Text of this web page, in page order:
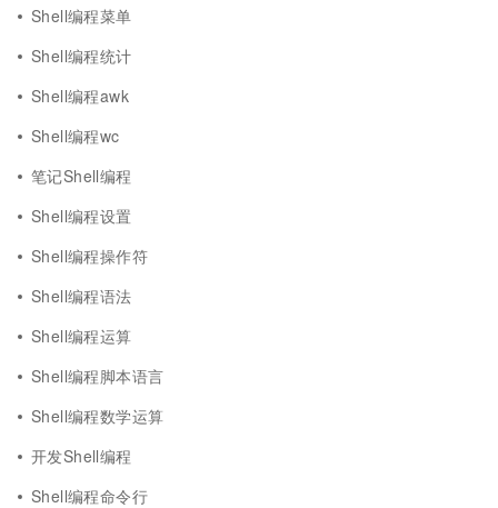
Shell编程菜单
Shell编程统计
Shell编程awk
Shell编程wc
笔记Shell编程
Shell编程设置
Shell编程操作符
Shell编程语法
Shell编程运算
Shell编程脚本语言
Shell编程数学运算
开发Shell编程
Shell编程命令行